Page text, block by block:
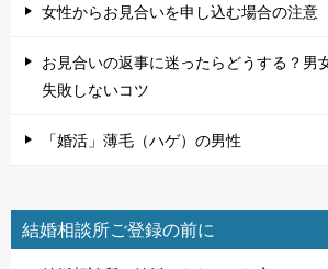
女性からお見合いを申し込む場合の注意
お見合いの返事に迷ったらどうする？男
失敗しないコツ
「婚活」薄毛（ハゲ）の男性
結婚相談所ご登録の前に